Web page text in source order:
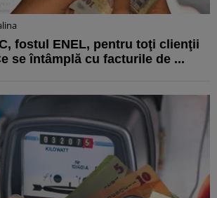
fostul ENEL, pentru toţi clienţii
se întâmplă cu facturile de ...